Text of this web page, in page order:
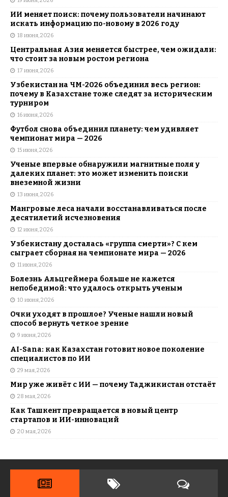
ИИ меняет поиск: почему пользователи начинают
искать информацию по-новому в 2026 году
18 июня, 2026
Центральная Азия меняется быстрее, чем ожидали:
что стоит за новым ростом региона
17 июня, 2026
Узбекистан на ЧМ-2026 объединил весь регион:
почему в Казахстане тоже следят за историческим
турниром
16 июня, 2026
Футбол снова объединил планету: чем удивляет
чемпионат мира — 2026
15 июня, 2026
Ученые впервые обнаружили магнитные поля у
далеких планет: это может изменить поиски
внеземной жизни
13 июня, 2026
Мангровые леса начали восстанавливаться после
десятилетий исчезновения
12 июня, 2026
Узбекистану досталась «группа смерти»? С кем
сыграет сборная на чемпионате мира — 2026
11 июня, 2026
Болезнь Альцгеймера больше не кажется
непобедимой: что удалось открыть ученым
10 июня, 2026
Очки уходят в прошлое? Ученые нашли новый
способ вернуть четкое зрение
9 июня, 2026
AI-Sana: как Казахстан готовит новое поколение
специалистов по ИИ
29 мая, 2026
Мир уже живёт с ИИ — почему Таджикистан отстаёт
28 мая, 2026
Как Ташкент превращается в новый центр
стартапов и ИИ-инноваций
20 мая, 2026